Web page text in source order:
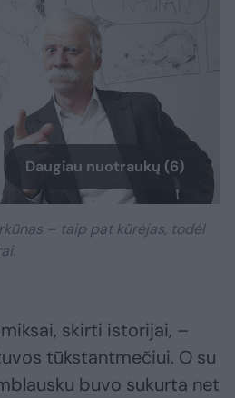
Daugiau nuotraukų (6)
– taip pat kūrėjas, todėl
skirti istorijai, –
tūkstantmečiui. O su
buvo sukurta net